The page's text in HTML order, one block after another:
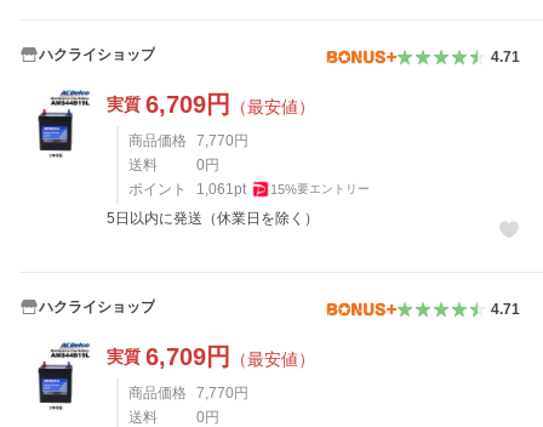
ハクライショップ 4.71
実質 6,709円 （最安値）
商品価格 7,770 円
送料
0 円
ポイント
1,061pt 15%要エントリー
5日以内に発送（休業日を除く）
ハクライショップ 4.71
実質 6,709円 （最安値）
商品価格 7,770 円
送料
0 円